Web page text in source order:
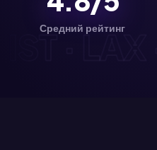
· IST ·
Средний рейтинг